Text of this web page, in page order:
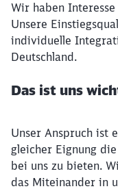
Wir haben
Unsere
individuelle
Deutschland.
Das ist uns
Unser Anspruch ist
gleicher Eignung
bei uns zu bieten.
das Miteinander in